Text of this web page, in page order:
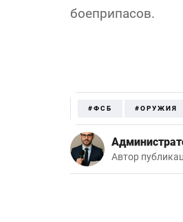
боеприпасов.
#ФСБ #ОРУЖИЯ
Автор